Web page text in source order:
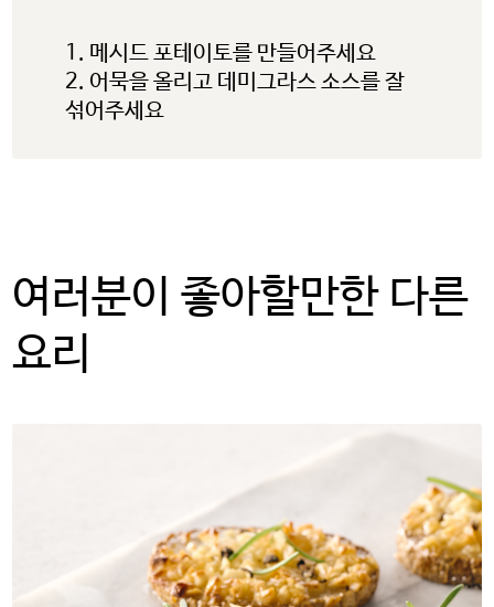
미국 감자협회는 연결된 링크
내용의 사실과 본질에 대한 책임을
1. 메시드 포테이토를 만들어주세요
2. 어묵을 올리고 데미그라스 소스를 잘
섞어주세요
여러분이 좋아할만한 다른
요리